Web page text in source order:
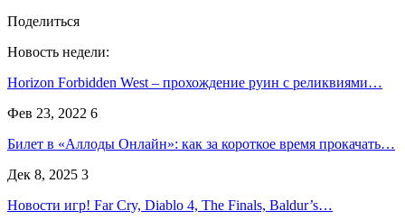
Поделиться
Новость недели:
Horizon Forbidden West – прохождение руин с реликвиями…
Фев 23, 2022 6
Билет в «Аллоды Онлайн»: как за короткое время прокачать…
Дек 8, 2025 3
Новости игр! Far Cry, Diablo 4, The Finals, Baldur’s…